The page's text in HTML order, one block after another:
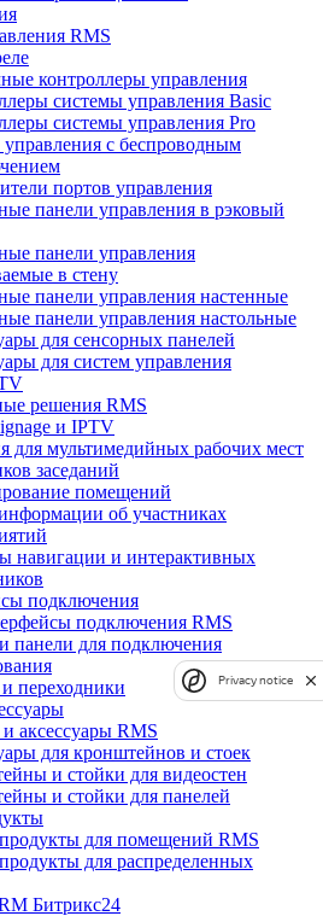
RMS
контроллеры управления
системы управления Basic
системы управления Pro
с беспроводным
портов управления
панели управления в рэковый
панели управления
в стену
панели управления настенные
панели управления настольные
для сенсорных панелей
для систем управления
решения RMS
и IPTV
для мультимедийных рабочих мест
заседаний
помещений
об участниках
навигации и интерактивных
подключения
подключения RMS
панели для подключения
переходники
аксессуары RMS
для кронштейнов и стоек
и стойки для видеостен
и стойки для панелей
для помещений RMS
для распределенных
Битрикс24
Privacy notice